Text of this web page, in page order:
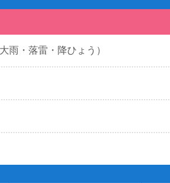
雨・落雷・降ひょう）